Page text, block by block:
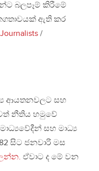
බලපෑම් කිරීමේ
ඇති කර
/
ආයතනවලට සහ
නීතිය හමුවේ
සහ මාධ්‍ය
සිට ජනවාරි මස
ඒවාට ද මේ වන